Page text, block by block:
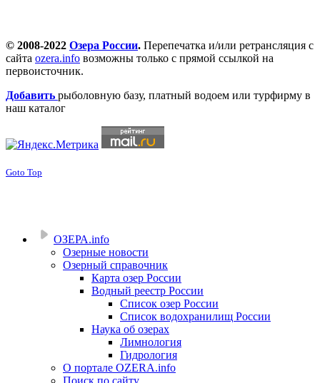
© 2008-2022 Озера России. Перепечатка и/или ретрансляция с
сайта ozera.info возможны только с прямой ссылкой на
первоисточник.
Добавить рыболовную базу, платный водоем или турфирму в
наш каталог
Goto Top
ОЗЕРА.info
Озерные новости
Озерный справочник
Карта озер России
Водный реестр России
Список озер России
Список водохранилищ России
Наука об озерах
Лимнология
Гидрология
О портале OZERA.info